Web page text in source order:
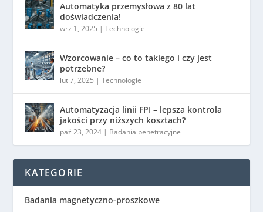
Automatyka przemysłowa z 80 lat
doświadczenia!
wrz 1, 2025 |Technologie
Wzorcowanie – co to takiego i czy jest
potrzebne?
lut 7, 2025 |Technologie
Automatyzacja linii FPI – lepsza kontrola
jakości przy niższych kosztach?
paź 23, 2024 | Badania penetracyjne
KATEGORIE
Badania magnetyczno-proszkowe